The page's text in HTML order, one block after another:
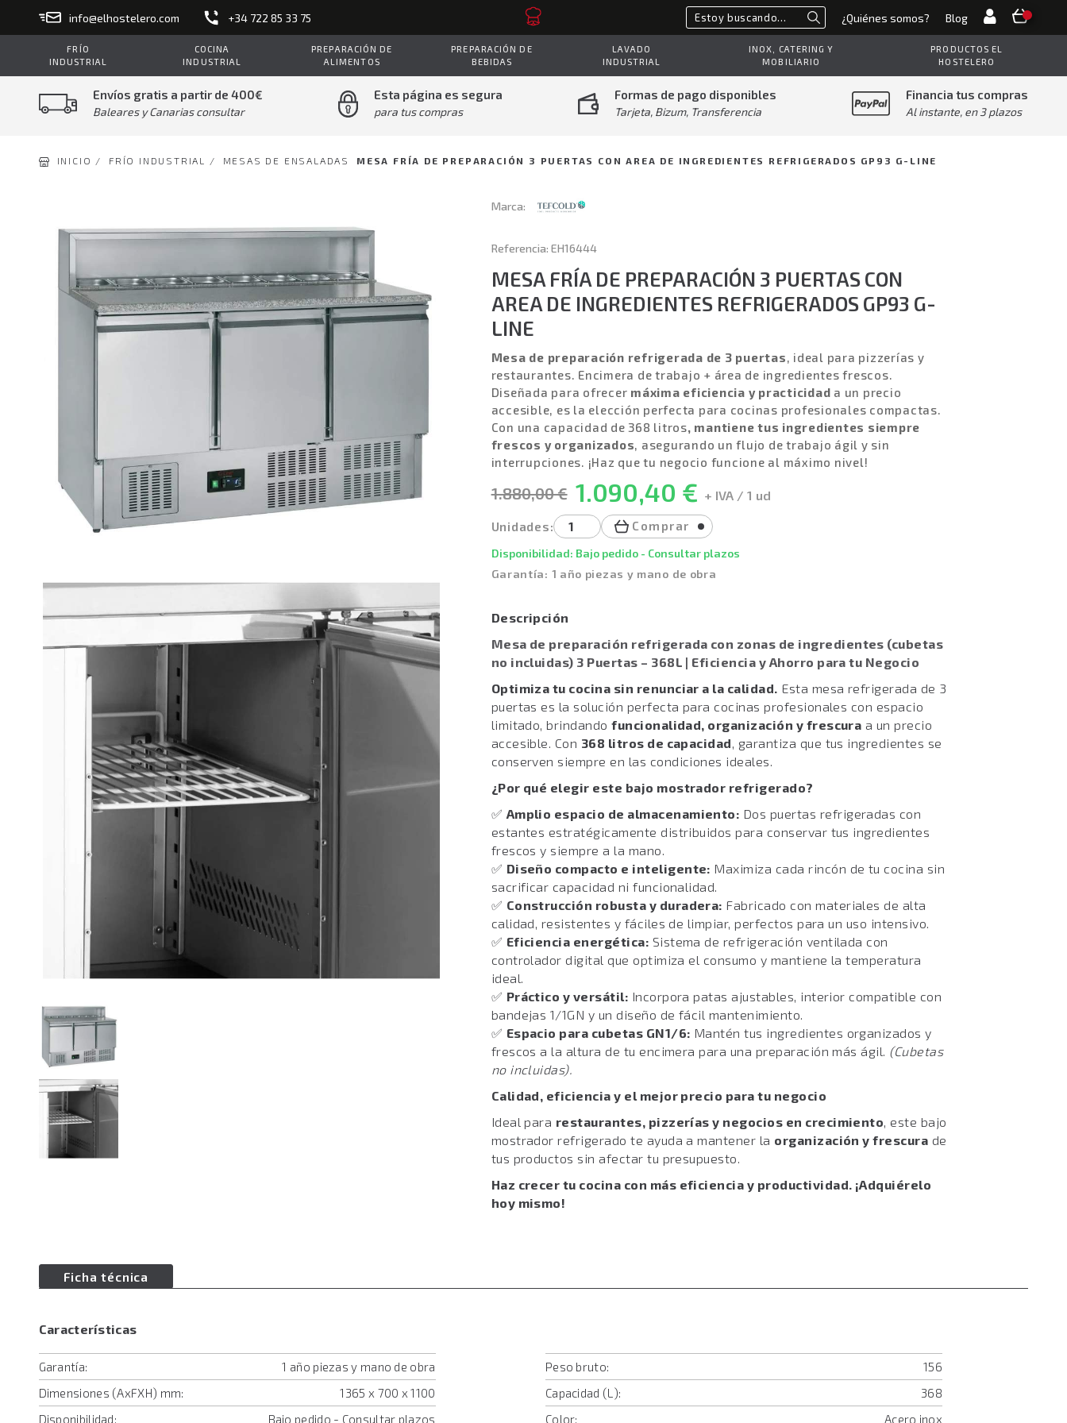
info@elhostelero.com +34 722 85 33 75 Buscar¿Quiénes somos? Blog
FRÍO
INDUSTRIAL
COCINA
INDUSTRIAL
PREPARACIÓN DE
ALIMENTOS
PREPARACIÓN DE
BEBIDAS
LAVADO
INDUSTRIAL
INOX, CATERING Y
MOBILIARIO
PRODUCTOS EL
HOSTELERO
Envíos gratis a partir de 400€
Baleares y Canarias consultar
Esta página es segura
para tus compras
Formas de pago disponibles
Tarjeta, Bizum, Transferencia
Financia tus compras
Al instante, en 3 plazos
INICIO / FRÍO INDUSTRIAL / MESAS DE ENSALADAS MESA FRÍA DE PREPARACIÓN 3 PUERTAS CON AREA DE INGREDIENTES REFRIGERADOS GP93 G-LINE
Marca:
Referencia: EH16444
MESA FRÍA DE PREPARACIÓN 3 PUERTAS CON
AREA DE INGREDIENTES REFRIGERADOS GP93 G-
LINE
Mesa de preparación refrigerada de 3 puertas, ideal para pizzerías y
restaurantes. Encimera de trabajo + área de ingredientes frescos.
Diseñada para ofrecer máxima eficiencia y practicidad a un precio
accesible, es la elección perfecta para cocinas profesionales compactas.
Con una capacidad de 368 litros, mantiene tus ingredientes siempre
frescos y organizados, asegurando un flujo de trabajo ágil y sin
interrupciones. ¡Haz que tu negocio funcione al máximo nivel!
1.880,00 € 1.090,40 € + IVA / 1 ud
Unidades: Comprar
Disponibilidad: Bajo pedido - Consultar plazos
Garantía: 1 año piezas y mano de obra
Descripción
Mesa de preparación refrigerada con zonas de ingredientes (cubetas
no incluidas) 3 Puertas – 368L | Eficiencia y Ahorro para tu Negocio
Optimiza tu cocina sin renunciar a la calidad. Esta mesa refrigerada de 3
puertas es la solución perfecta para cocinas profesionales con espacio
limitado, brindandofuncionalidad, organización y frescura a un precio
accesible. Con 368 litros de capacidad, garantiza que tus ingredientes se
conserven siempre en las condiciones ideales.
¿Por qué elegir este bajo mostrador refrigerado?
✅ Amplio espacio de almacenamiento: Dos puertas refrigeradas con
estantes estratégicamente distribuidos para conservar tus ingredientes
frescos y siempre a la mano.
✅ Diseño compacto e inteligente: Maximiza cada rincón de tu cocina sin
sacrificar capacidad ni funcionalidad.
✅ Construcción robusta y duradera: Fabricado con materiales de alta
calidad, resistentes y fáciles de limpiar, perfectos para un uso intensivo.
✅ Eficiencia energética: Sistema de refrigeración ventilada con
controlador digital que optimiza el consumo y mantiene la temperatura
ideal.
✅ Práctico y versátil: Incorpora patas ajustables, interior compatible con
bandejas 1/1GN y un diseño de fácil mantenimiento.
✅ Espacio para cubetas GN1/6: Mantén tus ingredientes organizados y
frescos a la altura de tu encimera para una preparación más ágil. (Cubetas
no incluidas).
Calidad, eficiencia y el mejor precio para tu negocio
Ideal para restaurantes, pizzerías y negocios en crecimiento, este bajo
mostrador refrigerado te ayuda a mantener la organización y frescura de
tus productos sin afectar tu presupuesto.
Haz crecer tu cocina con más eficiencia y productividad. ¡Adquiérelo
hoy mismo!
Ficha técnica
Características
Garantía:
1 año piezas y mano de obra
Dimensiones (AxFXH) mm:
1365 x 700 x 1100
Disponibilidad:
Bajo pedido - Consultar plazos
Peso bruto:
156
Capacidad (L):
368
Color:
Acero inox